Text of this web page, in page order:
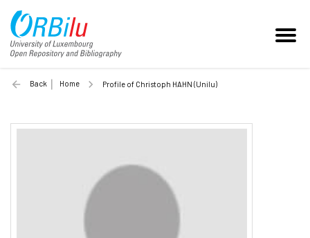
Back Home Profile of Christoph HAHN (Unilu)